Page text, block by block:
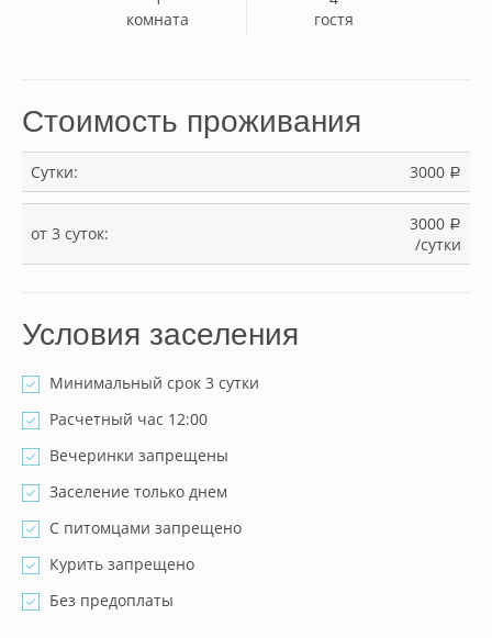
комната
гостя
Стоимость проживания
Сутки: 3000 a
от 3 суток: 3000 a
/сутки
Условия заселения
Минимальный срок 3 сутки
Расчетный час 12:00
Вечеринки запрещены
Заселение только днем
С питомцами запрещено
Курить запрещено
Без предоплаты